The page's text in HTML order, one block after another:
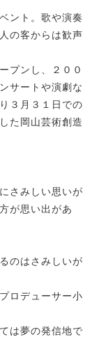
ント。歌や演奏
の客からは歓声
プンし、２００
サートや演劇な
３月３１日での
た岡山芸術創造
さみしい思いが
が思い出があ
のはさみしいが
ロデューサー小
は夢の発信地で